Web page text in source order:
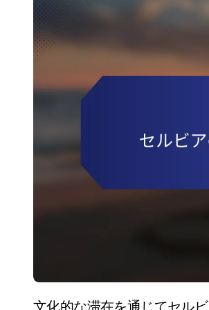
文化的な滞在を通じてセルビアの歴史、音楽、工芸の豊かさに浸ることができます。象徴的な